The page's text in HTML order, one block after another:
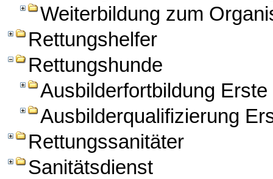
Weiterbildung zum
Rettungshelfer
Rettungshunde
Ausbilderfortbildung
Ausbilderqualifizierung
Rettungssanitäter
Sanitätsdienst